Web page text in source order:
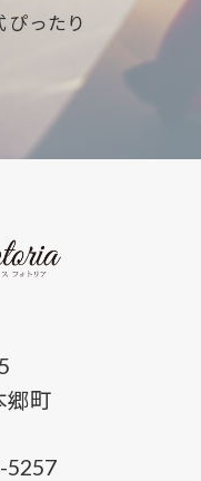
ぴったり
郷町
5257